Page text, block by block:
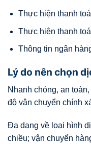
Thực hiện thanh
Thực hiện thanh
Thông tin ngân
Lý do nên chọn
Nhanh chóng, an
độ vận chuyển chính
Đa dạng về loại hình
chiều; vận chuyển